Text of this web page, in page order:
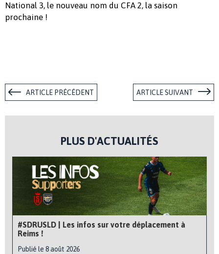
National 3, le nouveau nom du CFA 2, la saison
prochaine !
ARTICLE PRÉCÉDENT ARTICLE SUIVANT
PLUS D'ACTUALITÉS
#SDRUSLD | Les infos sur votre déplacement à
Reims !
Publié le 8 août 2026